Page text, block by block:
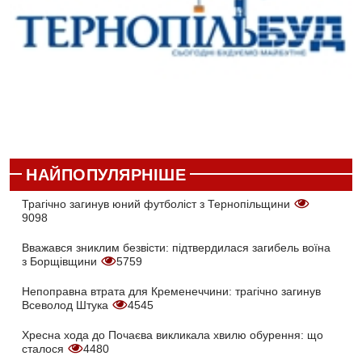
НАЙПОПУЛЯРНІШЕ
Трагічно загинув юний футболіст з Тернопільщини
9098
Вважався зниклим безвісти: підтвердилася загибель воїна
з Борщівщини
5759
Непоправна втрата для Кременеччини: трагічно загинув
Всеволод Штука
4545
Хресна хода до Почаєва викликала хвилю обурення: що
сталося
4480